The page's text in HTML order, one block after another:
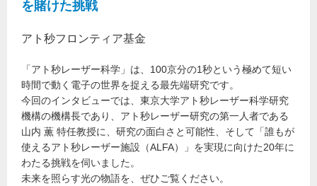
を賭けた挑戦
アト秒フロンティア基金
「アト秒レーザー科学」は、100京分の1秒という極めて短い
時間で動く電子の世界を捉える最先端研究です。
今回のインタビューでは、東京大学アト秒レーザー科学研究
機構の機構長であり、アト秒レーザー研究の第一人者である
山内 薫 特任教授に、研究の面白さと可能性、そして「誰もが
使えるアト秒レーザー施設（ALFA）」を実現に向けた20年に
わたる挑戦を伺いました。
未来を照らす光の物語を、ぜひご覧ください。